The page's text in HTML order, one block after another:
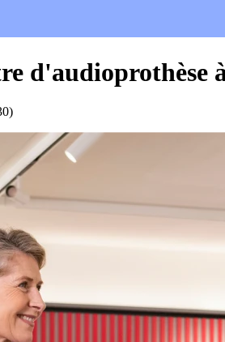
d'audioprothèse